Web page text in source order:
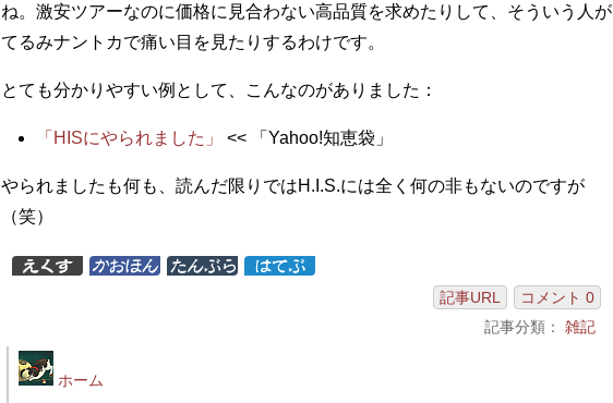
ね。激安ツアーなのに価格に見合わない高品質を求めたりして、そういう人が
てるみナントカで痛い目を見たりするわけです。
とても分かりやすい例として、こんなのがありました：
「HISにやられました」 << 「Yahoo!知恵袋」
やられましたも何も、読んだ限りではH.I.S.には全く何の非もないのですが
（笑）
記事URL
コメント 0
記事分類： 雑記
ホーム